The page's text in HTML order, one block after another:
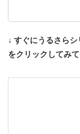
↓ すぐにうるさら
をクリックしてみ